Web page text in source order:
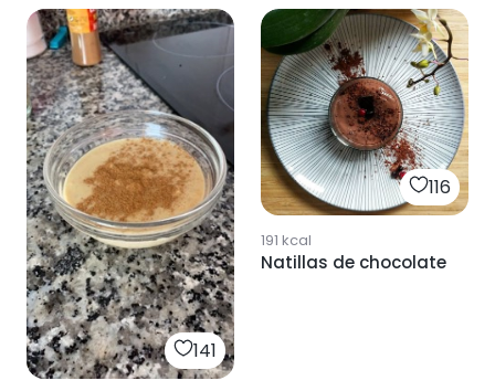
141
116
191 kcal
Natillas de chocolate